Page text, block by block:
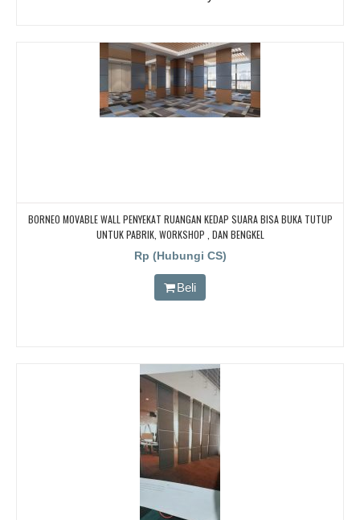
BORNEO MOVABLE WALL PENYEKAT RUANGAN KEDAP SUARA BISA BUKA TUTUP
UNTUK PABRIK, WORKSHOP , DAN BENGKEL
Rp (Hubungi CS)
Beli